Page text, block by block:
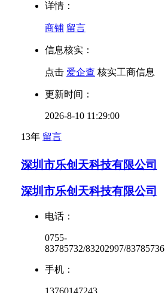
详情：
商铺 留言
信息核实：
点击 爱企查 核实工商信息
更新时间：
2026-8-10 11:29:00
13年 留言
深圳市乐创天科技有限公司
深圳市乐创天科技有限公司
电话：
0755-
83785732/83202997/83785736
手机：